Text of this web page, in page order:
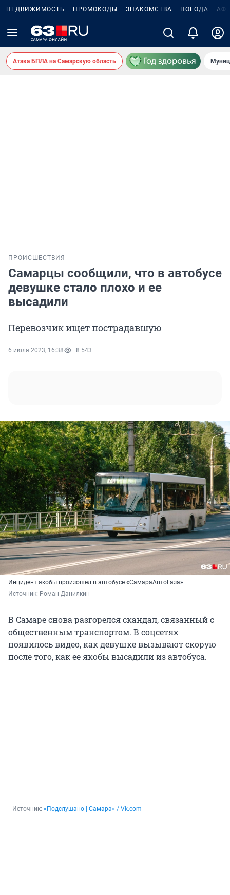
НЕДВИЖИМОСТЬ ПРОМОКОДЫ ЗНАКОМСТВА ПОГОДА
Атака БПЛА на Самарскую область
ПРОИСШЕСТВИЯ
Самарцы сообщили, что в автобусе
девушке стало плохо и ее
высадили
Перевозчик ищет пострадавшую
6 июля 2023, 16:38 8 543
Инцидент якобы произошел в автобусе «СамараАвтоГаза»
Источник: Роман Данилкин
В Самаре снова разгорелся скандал, связанный с
общественным транспортом. В соцсетях
появилось видео, как девушке вызывают скорую
после того, как ее якобы высадили из автобуса.
Источник: «Подслушано | Самара» / Vk.com